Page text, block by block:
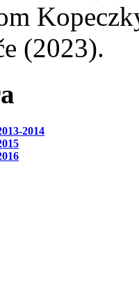
(2023).
2014